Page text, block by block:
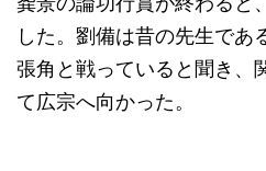
した。劉備は昔の先生であ
張角と戦っていると聞き、
て広宗へ向かった。